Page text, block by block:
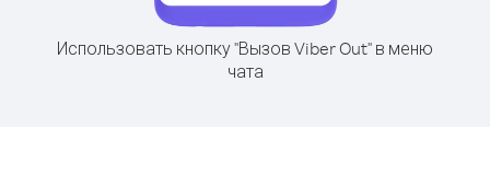
Использовать кнопку "Вызов Viber Out" в меню
чата